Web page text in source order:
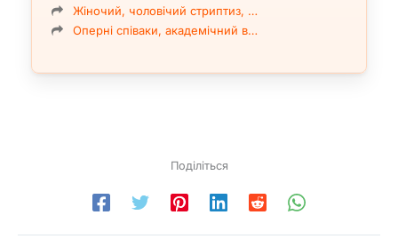
Жіночий, чоловічий стриптиз, …
Оперні співаки, академічний в…
Поділіться